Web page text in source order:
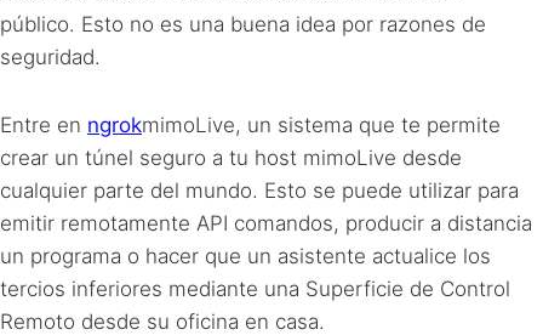
público. Esto no es una buena idea por razones de
seguridad.
Entre en ngrokmimoLive, un sistema que te permite
crear un túnel seguro a tu host mimoLive desde
cualquier parte del mundo. Esto se puede utilizar para
emitir remotamente API comandos, producir a distancia
un programa o hacer que un asistente actualice los
tercios inferiores mediante una Superficie de Control
Remoto desde su oficina en casa.